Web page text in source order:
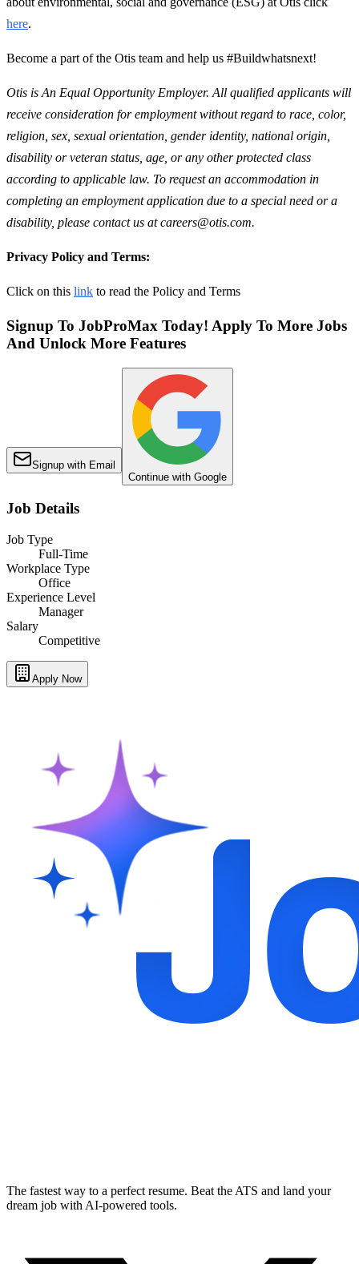
here.
Become a part of the Otis team and help us #Buildwhatsnext!
Otis is An Equal Opportunity Employer. All qualified applicants will
receive consideration for employment without regard to race, color,
religion, sex, sexual orientation, gender identity, national origin,
disability or veteran status, age, or any other protected class
according to applicable law. To request an accommodation in
completing an employment application due to a special need or a
disability, please contact us at careers@otis.com.
Privacy Policy and Terms:
Click on this link to read the Policy and Terms
Signup To JobProMax Today! Apply To More Jobs
And Unlock More Features
Signup with Email
Continue with Google
Job Details
Job Type
Full-Time
Workplace Type
Office
Experience Level
Manager
Salary
Competitive
Apply Now
The fastest way to a perfect resume. Beat the ATS and land your
dream job with AI-powered tools.